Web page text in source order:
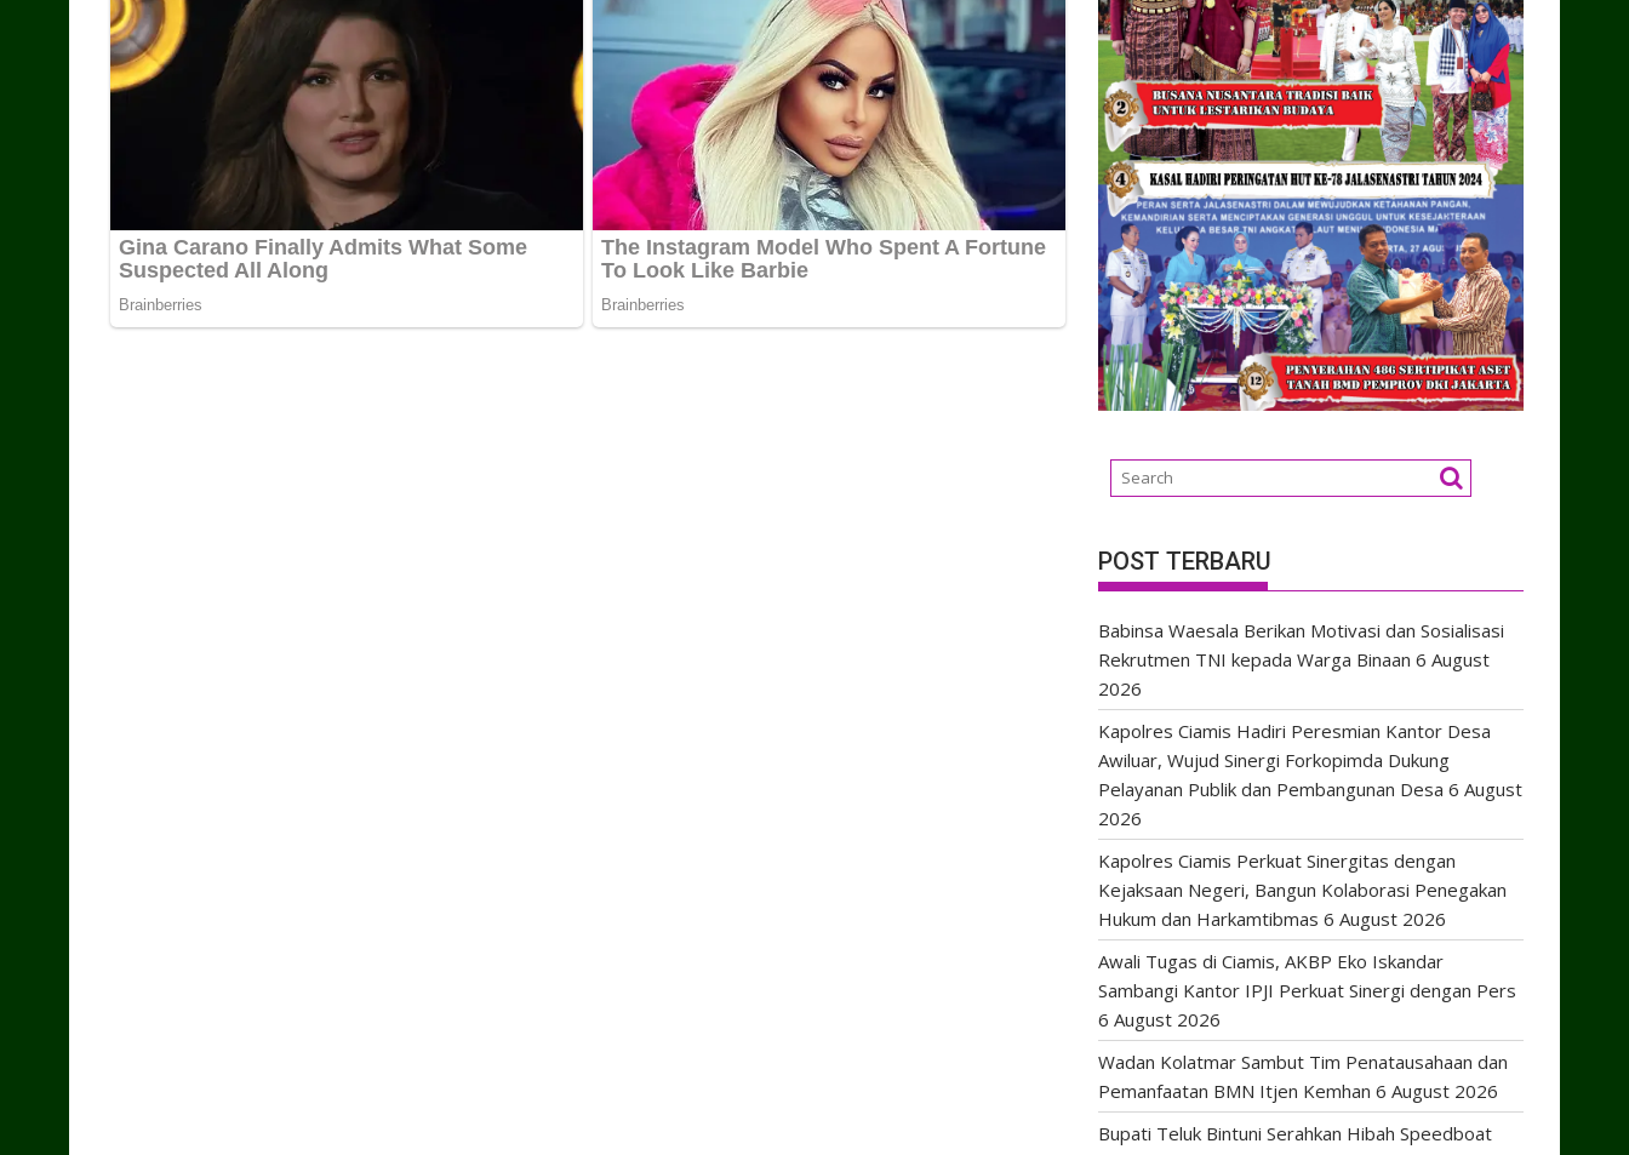
POST TERBARU
Babinsa Waesala Berikan Motivasi dan Sosialisasi
Rekrutmen TNI kepada Warga Binaan 6 August
2026
Kapolres Ciamis Hadiri Peresmian Kantor Desa
Awiluar, Wujud Sinergi Forkopimda Dukung
Pelayanan Publik dan Pembangunan Desa 6 August
2026
Kapolres Ciamis Perkuat Sinergitas dengan
Kejaksaan Negeri, Bangun Kolaborasi Penegakan
Hukum dan Harkamtibmas 6 August 2026
Awali Tugas di Ciamis, AKBP Eko Iskandar
Sambangi Kantor IPJI Perkuat Sinergi dengan Pers
6 August 2026
Wadan Kolatmar Sambut Tim Penatausahaan dan
Pemanfaatan BMN Itjen Kemhan 6 August 2026
Bupati Teluk Bintuni Serahkan Hibah Speedboat